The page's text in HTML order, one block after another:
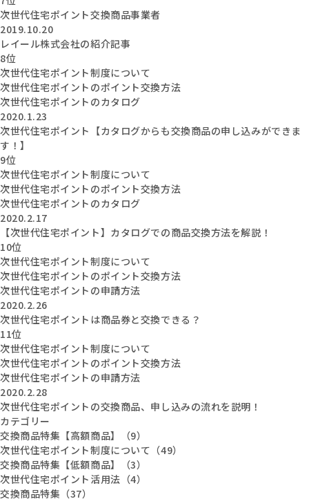
次世代住宅ポイント交換商品事業者
2019.10.20
レイール株式会社の紹介記事
8位
次世代住宅ポイント制度について
次世代住宅ポイントのポイント交換方法
次世代住宅ポイントのカタログ
2020.1.23
次世代住宅ポイント【カタログからも交換商品の申し込みができま
す！】
9位
次世代住宅ポイント制度について
次世代住宅ポイントのポイント交換方法
次世代住宅ポイントのカタログ
2020.2.17
【次世代住宅ポイント】カタログでの商品交換方法を解説！
10位
次世代住宅ポイント制度について
次世代住宅ポイントのポイント交換方法
次世代住宅ポイントの申請方法
2020.2.26
次世代住宅ポイントは商品券と交換できる？
11位
次世代住宅ポイント制度について
次世代住宅ポイントのポイント交換方法
次世代住宅ポイントの申請方法
2020.2.28
次世代住宅ポイントの交換商品、申し込みの流れを説明！
カテゴリー
交換商品特集【高額商品】（9）
次世代住宅ポイント制度について（49）
交換商品特集【低額商品】（3）
次世代住宅ポイント活用法（4）
交換商品特集（37）